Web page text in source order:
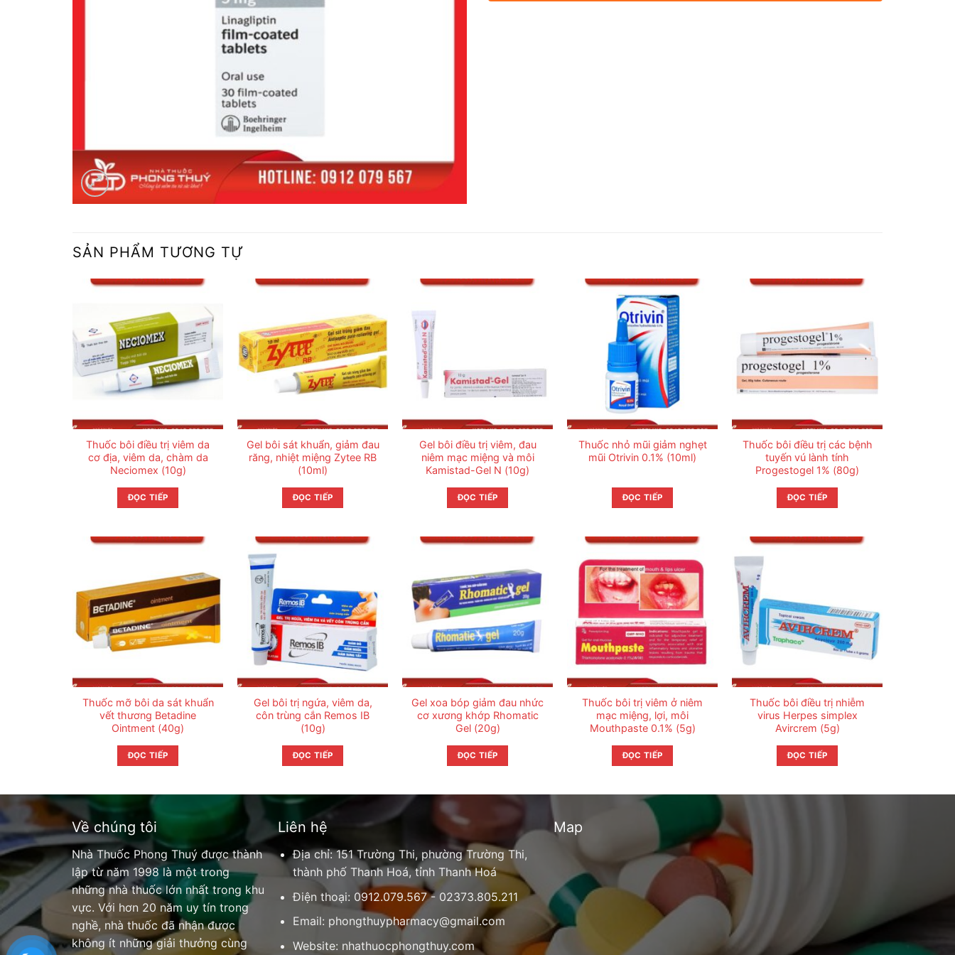
SẢN PHẨM TƯƠNG TỰ
Thuốc bôi điều trị viêm da
cơ địa, viêm da, chàm da
Neciomex (10g)
ĐỌC TIẾP
Gel bôi sát khuẩn, giảm đau
răng, nhiệt miệng Zytee RB
(10ml)
ĐỌC TIẾP
Gel bôi điều trị viêm, đau
niêm mạc miệng và môi
Kamistad-Gel N (10g)
ĐỌC TIẾP
Thuốc nhỏ mũi giảm nghẹt
mũi Otrivin 0.1% (10ml)
ĐỌC TIẾP
Thuốc bôi điều trị các bệnh
tuyến vú lành tính
Progestogel 1% (80g)
ĐỌC TIẾP
Thuốc mỡ bôi da sát khuẩn
vết thương Betadine
Ointment (40g)
ĐỌC TIẾP
Gel bôi trị ngứa, viêm da,
côn trùng cắn Remos IB
(10g)
ĐỌC TIẾP
Gel xoa bóp giảm đau nhức
cơ xương khớp Rhomatic
Gel (20g)
ĐỌC TIẾP
Thuốc bôi trị viêm ở niêm
mạc miệng, lợi, môi
Mouthpaste 0.1% (5g)
ĐỌC TIẾP
Thuốc bôi điều trị nhiễm
virus Herpes simplex
Avircrem (5g)
ĐỌC TIẾP
Về chúng tôi
Nhà Thuốc Phong Thuý được thành
lập từ năm 1998 là một trong
những nhà thuốc lớn nhất trong khu
vực. Với hơn 20 năm uy tín trong
nghề, nhà thuốc đã nhận được
không ít những giải thưởng cùng
Liên hệ
Địa chỉ: 151 Trường Thi, phường Trường Thi,
thành phố Thanh Hoá, tỉnh Thanh Hoá
Điện thoại: 0912.079.567 - 02373.805.211
Email: phongthuypharmacy@gmail.com
Website: nhathuocphongthuy.com
Map